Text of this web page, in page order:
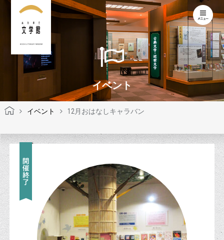
KOCHI LITERARY MUSEUM
イベント
イベント 12月おはなしキャラバン